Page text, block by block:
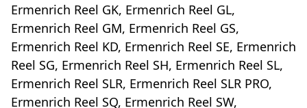
Ermenrich Reel GK, Ermenrich Reel GL,
Ermenrich Reel GM, Ermenrich Reel GS,
Ermenrich Reel KD, Ermenrich Reel SE, Ermenrich
Reel SG, Ermenrich Reel SH, Ermenrich Reel SL,
Ermenrich Reel SLR, Ermenrich Reel SLR PRO,
Ermenrich Reel SQ, Ermenrich Reel SW,